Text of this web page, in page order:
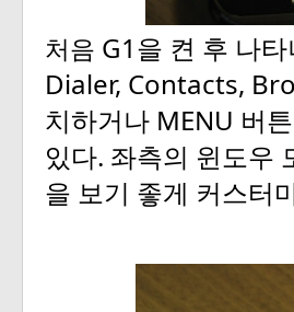
처음 G1 을 켠 후 나타
Dialer, Contacts,
치하거나 MENU 버
있다. 좌측의 윈도우
을 보기 좋게 커스터